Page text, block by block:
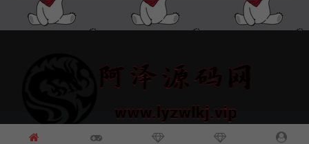
© 2021~2026 阿泽源码网 www.lyzwlkj.vip 冷雨泽
豫